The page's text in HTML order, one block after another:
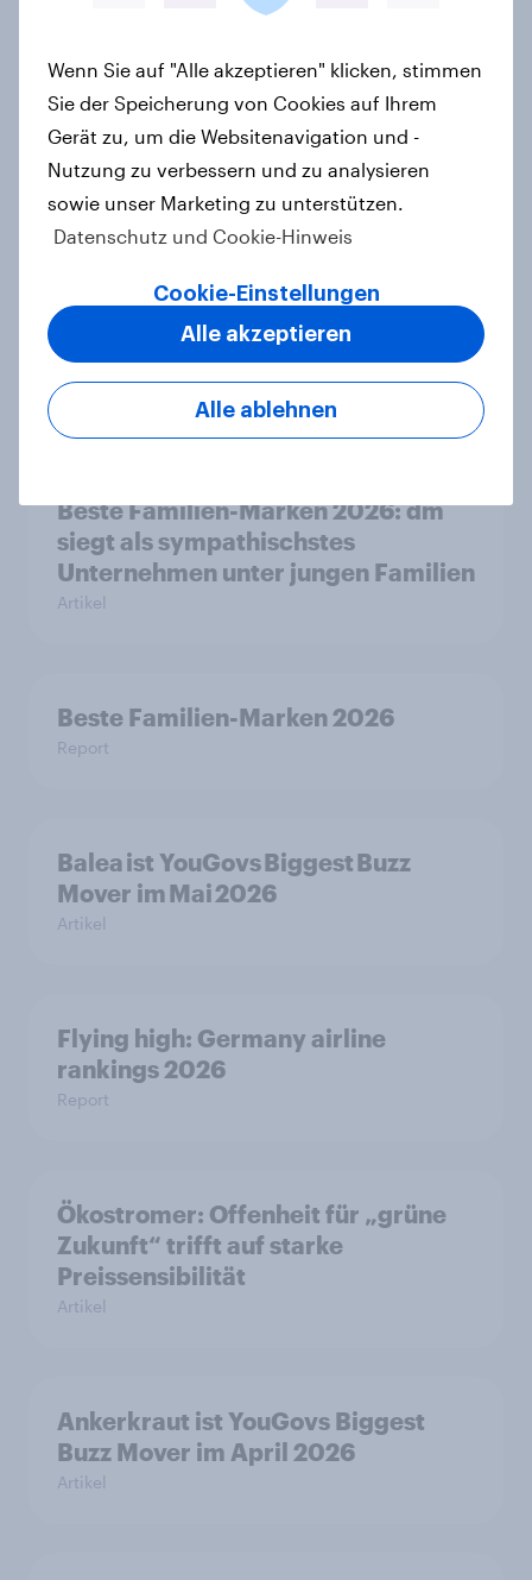
YouGov Deutschland Advertiser des
Monats 2026
CHECK24 Reisen ist YouGovs
Biggest Buzz Mover im Juni 2026
Artikel
Beste Familien-Marken 2026: dm
siegt als sympathischstes
Unternehmen unter jungen Familien
Artikel
Beste Familien-Marken 2026
Report
Balea ist YouGovs Biggest Buzz
Mover im Mai 2026
Artikel
Flying high: Germany airline
rankings 2026
Report
Ökostromer: Offenheit für „grüne
Zukunft“ trifft auf starke
Preissensibilität
Artikel
Ankerkraut ist YouGovs Biggest
Buzz Mover im April 2026
Artikel
Wenn Sie auf "Alle akzeptieren" klicken, stimmen
Sie der Speicherung von Cookies auf Ihrem
Gerät zu, um die Websitenavigation und -
Nutzung zu verbessern und zu analysieren
sowie unser Marketing zu unterstützen.
Datenschutz und Cookie-Hinweis
Cookie-Einstellungen
Alle ablehnen
Alle akzeptieren